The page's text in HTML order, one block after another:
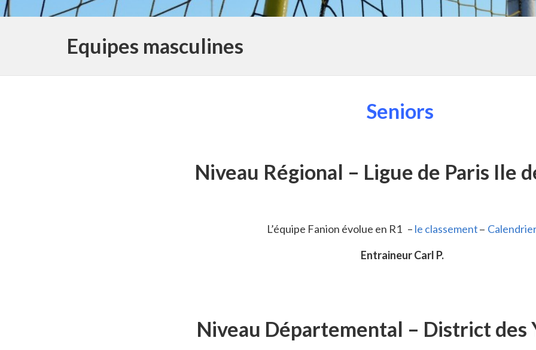
Equipes masculines
Seniors
Niveau Régional – Ligue de Paris Ile
L’équipe Fanion évolue en R1 – le classement –
Entraineur Carl P.
Niveau Départemental – District des